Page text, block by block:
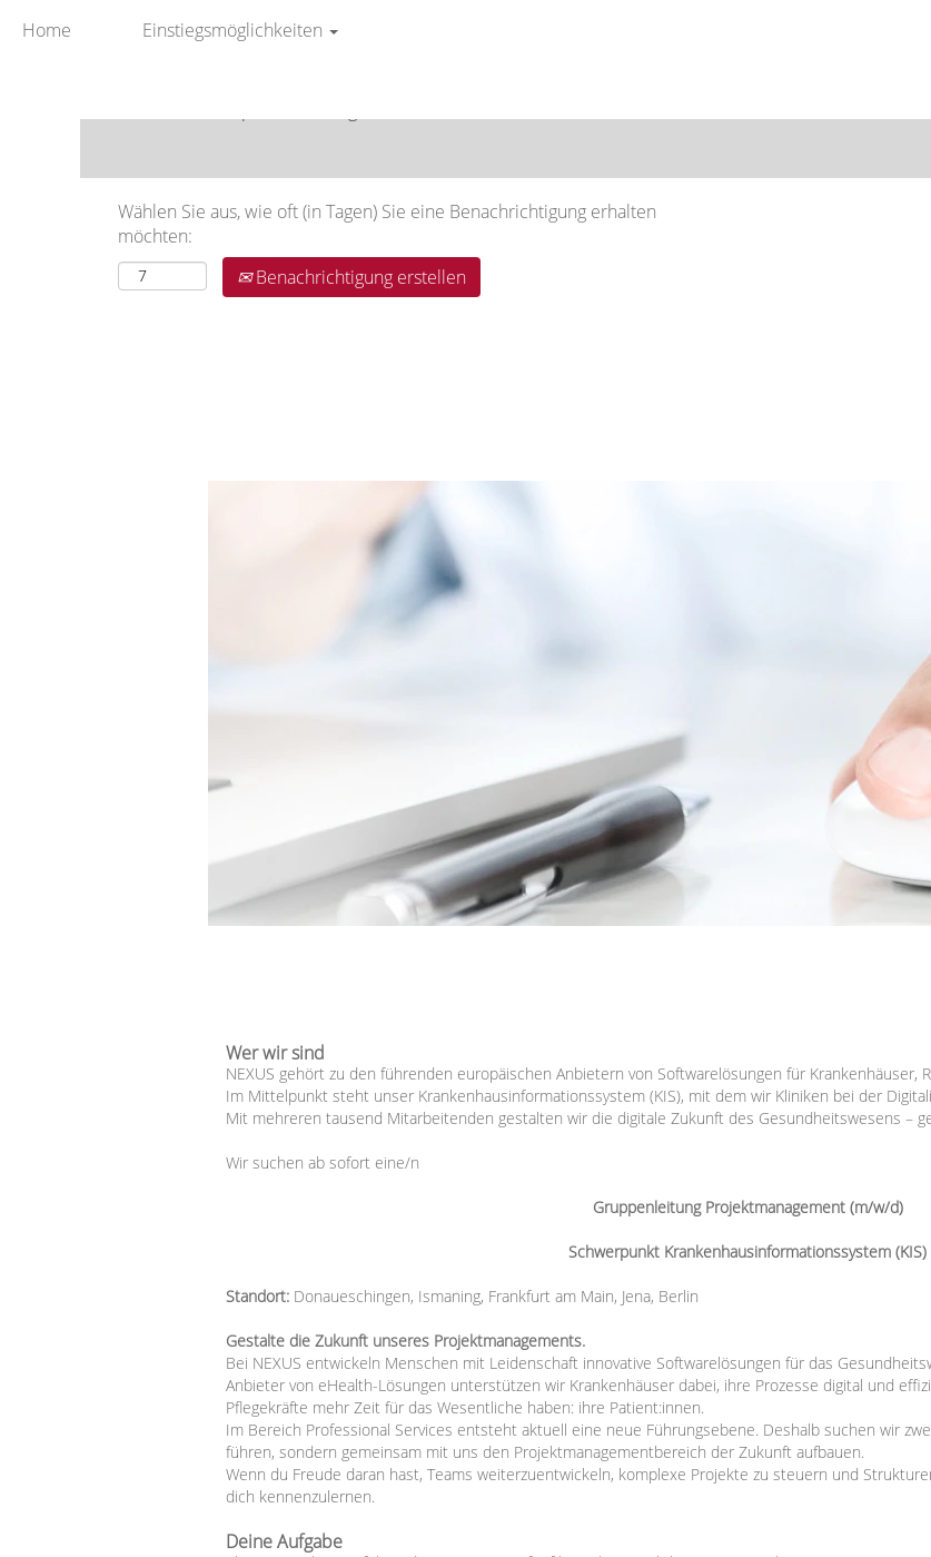
Home Einstiegsmöglichkeiten
Nach Stichwort suchen
Wählen Sie aus, wie oft (in Tagen) Sie eine Benachrichtigung erhalten
möchten:
Benachrichtigung erstellen
Wer wir sind
NEXUS gehört zu den führenden europäischen Anbietern von Softwarelösungen für Krankenhäuser,
Im Mittelpunkt steht unser Krankenhausinformationssystem (KIS), mit dem wir Kliniken bei der
Mit mehreren tausend Mitarbeitenden gestalten wir die digitale Zukunft des Gesundheitswesens –
Wir suchen ab sofort eine/n
Gruppenleitung Projektmanagement (m/w/d)
Schwerpunkt Krankenhausinformationssystem (KIS)
Standort: Donaueschingen, Ismaning, Frankfurt am Main, Jena, Berlin
Gestalte die Zukunft unseres Projektmanagements.
Bei NEXUS entwickeln Menschen mit Leidenschaft innovative Softwarelösungen für das
Anbieter von eHealth-Lösungen unterstützen wir Krankenhäuser dabei, ihre Prozesse digital und
Pflegekräfte mehr Zeit für das Wesentliche haben: ihre Patient:innen.
Im Bereich Professional Services entsteht aktuell eine neue Führungsebene. Deshalb suchen wir
führen, sondern gemeinsam mit uns den Projektmanagementbereich der Zukunft aufbauen.
Wenn du Freude daran hast, Teams weiterzuentwickeln, komplexe Projekte zu steuern und
dich kennenzulernen.
Deine Aufgabe